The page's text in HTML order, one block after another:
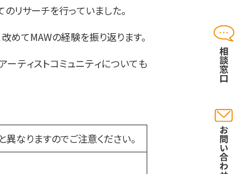
リサーチを行っていました。
めてMAWの経験を振り返ります。
アーティストコミュニティについても
りますのでご注意ください。